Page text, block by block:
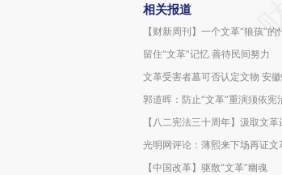
相关报道
【财新周刊】一个文革“狼孩”的
留住“文革”记忆 善待民间努力
文革受害者墓可否认定文物 安
郭道晖：防止“文革”重演须依宪
【八二宪法三十周年】汲取文革
光明网评论：薄熙来下场再证文
【中国改革】驱散“文革”幽魂